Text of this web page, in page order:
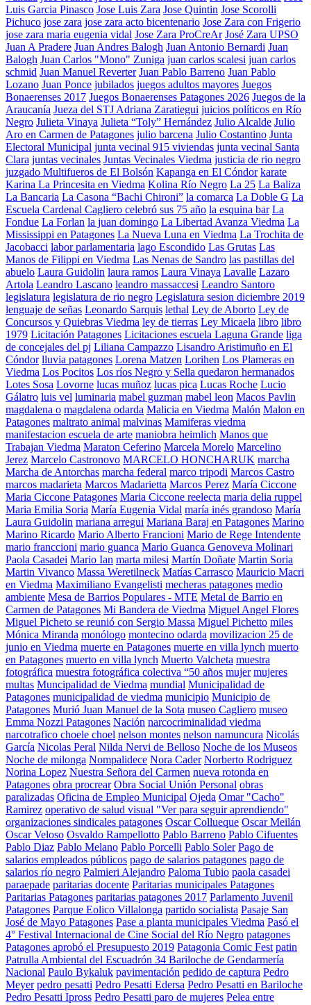
Luis Garcia Pinasco Jose Luis Zara Jose Quintin Jose Scorolli
Pichuco jose zara jose zara acto bicentenario Jose Zara con Frigerio
jose zara maria eugenia vidal Jose Zara ProCreAr José Zara UPSO
Juan A Pradere Juan Andres Balogh Juan Antonio Bernardi Juan
Balogh Juan Carlos "Mono" Zuniga juan carlos scalesi juan carlos
schmid Juan Manuel Reverter Juan Pablo Barreno Juan Pablo
Lozano Juan Ponce jubilados juegos adultos mayores Juegos
Bonaerenses 2017 Juegos Bonaerenses Patagones 2026 Juegos de la
Araucanía Jueza del STJ Adriana Zaratiegui juicios políticos en Río
Negro Julieta Vinaya Julieta “Toly” Hernández Julio Alcalde Julio
Aro en Carmen de Patagones julio barcena Julio Costantino Junta
Electoral Municipal junta vecinal 915 viviendas junta vecinal Santa
Clara juntas vecinales Juntas Vecinales Viedma justicia de rio negro
juzgado Multifueros de El Bolsón Kapanga en El Cóndor karate
Karina La Princesita en Viedma Kolina Río Negro La 25 La Baliza
La Bancaria La Casona “Bachi Chironi” la comarca La Doble G La
Escuela Cardenal Cagliero celebró sus 75 año la esquina bar La
Fondue La Forlan la juan domingo La Libertad Avanza Viedma La
Mississippi en Patagones La Nueva Luna en Viedma La Trochita de
Jacobacci labor parlamentaria lago Escondido Las Grutas Las
Manos de Filippi en Viedma Las Nenas de Sandro las pastillas del
abuelo Laura Guidolin laura ramos Laura Vinaya Lavalle Lazaro
Artola Leandro Lascano leandro massaccesi Leandro Santoro
legislatura legislatura de rio negro Legislatura sesion diciembre 2019
lenguaje de señas Leonardo Sarquis lethal Ley de Aborto Ley de
Concursos y Quiebras Viedma ley de tierras Ley Micaela libro libro
1979 Licitación Patagones Licitaciones escuela Laguna Grande liga
de concejales del pj Liliana Campazzo Lisandro Aristimuño en El
Cóndor lluvia patagones Lorena Matzen Lorihen Los Plameras en
Viedma Los Pocitos Los ríos Negro y Sella quedaron hermanados
Lotes Sosa Lovorne lucas muñoz lucas pica Lucas Roche Lucio
Gálatro luis vel luminaria mabel guzman mabel leon Macos Pavlin
magdalena o magdalena odarda Malicia en Viedma Malón Malon en
Patagones maltrato animal malvinas Mamiferas viedma
manifestacion escuela de arte maniobra heimlich Manos que
Trabajan Viedma Maraton Ceferino Marcela Morelo Marcelino
Jerez Marcelo Castronovo MARCELO HONCHARUK marcha
Marcha de Antorchas marcha federal marco tripodi Marcos Castro
marcos madarieta Marcos Madarietta Marcos Perez María Ciccone
Maria Ciccone Patagones Maria Ciccone reelecta maria delia ruppel
Maria Emilia Soria María Eugenia Vidal maría inés grandoso María
Laura Guidolin mariana arregui Mariana Baraj en Patagones Marino
Marino Ricardo Mario Alberto Francioni Mario de Rege Intendente
mario franccioni mario guanca Mario Guanca Genoveva Molinari
Paola Casadei Mario Ian marta milesi Martín Doñate Martin Soria
Martin Vivanco Massa Weretilneck Matías Carrasco Mauricio Macri
en Viedma Maximiliano Evangelisti mecheras patagones medio
ambiente Mesa de Barrios Populares - MTE Metal de Barrio en
Carmen de Patagones Mi Bandera de Viedma Miguel Angel Flores
Miguel Picheto se reunió con Sergio Massa Miguel Pichetto miles
Mónica Miranda monólogo montecino odarda movilizacion 25 de
junio en Viedma muerte en Patagones muerte en villa lynch muerto
en Patagones muerto en villa lynch Muerto Valcheta muestra
fotográfica muestra fotográfica colectiva “50 años mujer mujeres
multas Muncipalidad de Viedma mundial Municipalidad de
Patagones municipalidad de viedma municipio Municipio de
Patagones Murió Juan Manuel de la Sota museo Cagliero museo
Emma Nozzi Patagones Nación narcocriminalidad viedma
narcotrafico choele choel nelson montes nelson namuncura Nicolás
García Nicolas Peral Nilda Nervi de Belloso Noche de los Museos
Noche de milonga Nompalidece Nora Cader Norberto Rodriguez
Norina Lopez Nuestra Señora del Carmen nueva rotonda en
Patagones obra procrear Obra Social Unión Personal obras
paralizadas Oficina de Empleo Municipal Ojeda Omar "Cacho"
Ramirez operativo de salud visual "Ver para seguir aprendiendo"
organizaciones sindicales patagones Oscar Collueque Oscar Meilán
Oscar Veloso Osvaldo Rampellotto Pablo Barreno Pablo Cifuentes
Pablo Diaz Pablo Melano Pablo Porcelli Pablo Soler Pago de
salarios empleados públicos pago de salarios patagones pago de
salarios río negro Palmieri Alejandro Paloma Tubio paola casadei
paraepade paritarias docente Paritarias municipales Patagones
Paritarias Patagones paritarias patagones 2017 Parlamento Juvenil
Patagones Parque Eolico Villalonga partido socialista Pasaje San
José de Mayo Patagones Pase a planta municipales Viedma Pasó el
4° Festival Internacional de Cine Social del Río Negro patagones
Patagones aprobó el Presupuesto 2019 Patagonia Comic Fest patin
Patrulla Ambiental del Escuadrón 34 Bariloche de Gendarmería
Nacional Paulo Bykaluk pavimentación pedido de captura Pedro
Meyer pedro pesatti Pedro Pesatti Edersa Pedro Pesatti en Bariloche
Pedro Pesatti Ipross Pedro Pesatti paro de mujeres Pelea entre